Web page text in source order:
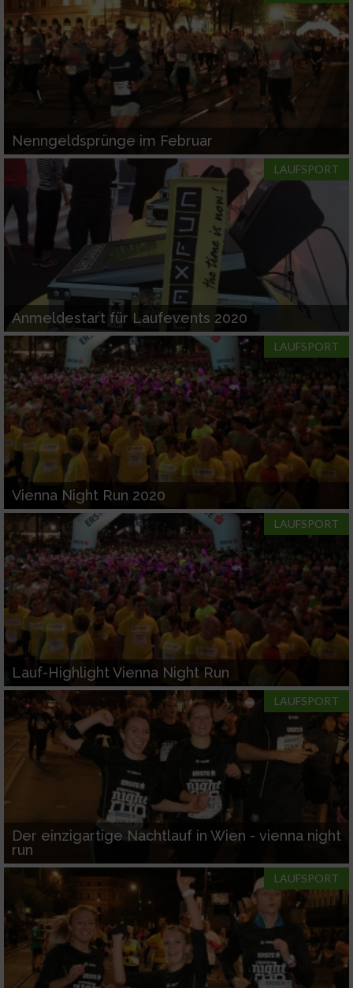
Nenngeldsprünge im Februar
LAUFSPORT
Anmeldestart für Laufevents 2020
LAUFSPORT
Vienna Night Run 2020
LAUFSPORT
Lauf-Highlight Vienna Night Run
LAUFSPORT
Der einzigartige Nachtlauf in Wien - vienna night
run
LAUFSPORT